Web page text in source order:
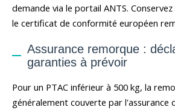
demande via le portail ANTS.
le certificat de conformité européen
Assurance remorque :
garanties à prévoir
Pour un PTAC inférieur à 500 kg, la
généralement couverte par l'assurance